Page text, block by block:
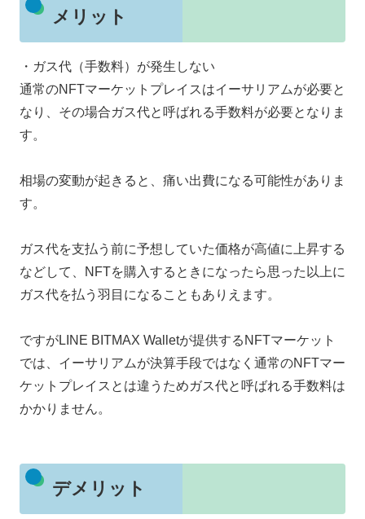
メリット
・ガス代（手数料）が発生しない
通常のNFTマーケットプレイスはイーサリアムが必要と
なり、その場合ガス代と呼ばれる手数料が必要となりま
す。
相場の変動が起きると、痛い出費になる可能性がありま
す。
ガス代を支払う前に予想していた価格が高値に上昇する
などして、NFTを購入するときになったら思った以上に
ガス代を払う羽目になることもありえます。
ですがLINE BITMAX Walletが提供するNFTマーケット
では、イーサリアムが決算手段ではなく通常のNFTマー
ケットプレイスとは違うためガス代と呼ばれる手数料は
かかりません。
デメリット